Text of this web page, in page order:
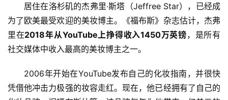
居住在洛杉矶的杰弗里·斯塔（Jeffree Star），已经成
为了欧美最受欢迎的美妆博主。《福布斯》杂志估计，杰弗
里在2018年从YouTube上挣得收入1450万英镑，是所有
社交媒体中收入最高的美妆博主之一。
2006年开始在YouTube发布自己的化妆指南，并很快
凭借他冲击力极强的妆容走红。现在，他已经拥有了自己的